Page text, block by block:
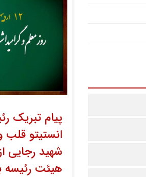
پیام تبریک
انستیتو قلب
شهید رجایی
هیئت رئیسه